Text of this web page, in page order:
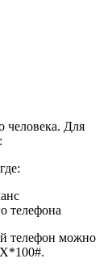
человека. Для
телефон можно